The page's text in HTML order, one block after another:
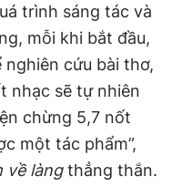
trình sáng tác và
mỗi khi bắt đầu,
nghiên cứu bài thơ,
nhạc sẽ tự nhiên
chừng 5,7 nốt
một tác phẩm”,
về làngthẳng thắn.